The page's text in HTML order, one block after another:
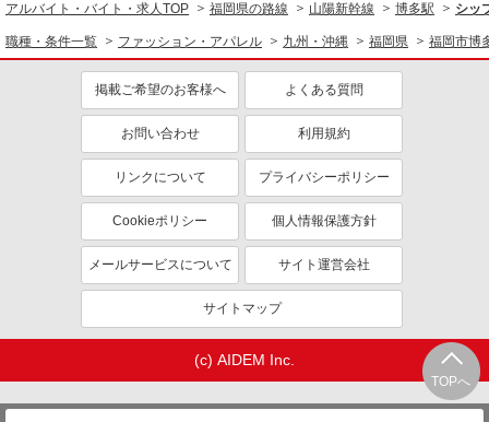
TOPへ
アルバイト・バイト・求人TOP 福岡県の路線 山陽新幹線 博多駅 シッ
職種・条件一覧 ファッション・アパレル 九州・沖縄 福岡県 福岡市博
掲載ご希望のお客様へ よくある質問
お問い合わせ 利用規約
リンクについて プライバシーポリシー
Cookieポリシー 個人情報保護方針
メールサービスについて サイト運営会社
サイトマップ
(c) AIDEM Inc.